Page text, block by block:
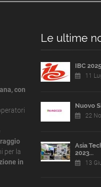
con
per la
in
Le ultime
IBC
11
Nuovo
22
Asia
2023...
13